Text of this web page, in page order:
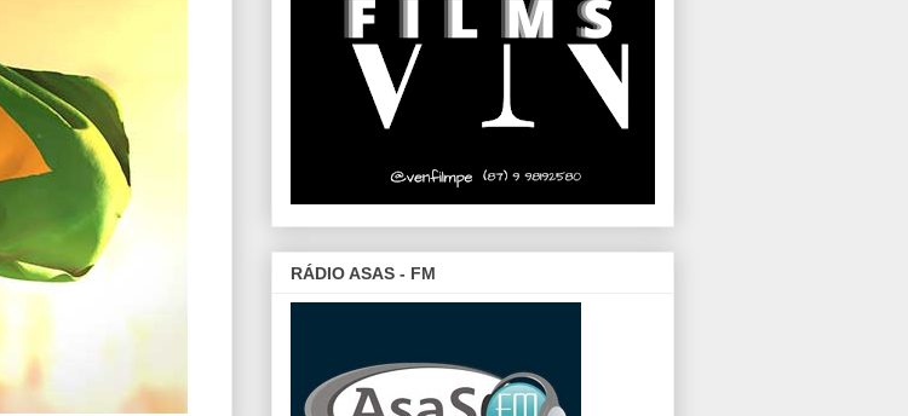
RÁDIO ASAS - FM